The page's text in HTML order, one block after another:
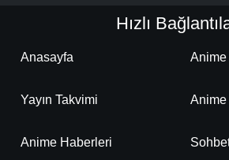
Hızlı
Anasayfa Anime
Yayın Takvimi Anime
Anime Haberleri